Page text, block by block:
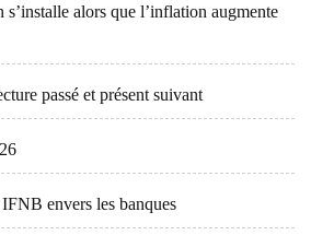
alors que l’inflation augmente
passé et présent suivant
IFNB envers les banques